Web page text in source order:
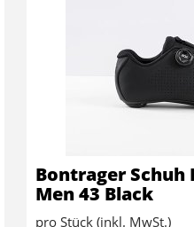
Bontrager Schuh
Men 43 Black
pro Stück (inkl. MwSt.)